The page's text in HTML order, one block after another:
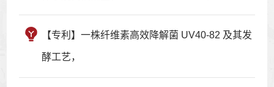
【专利】一株纤维素高效降解菌 UV40-82 及其发
酵工艺，